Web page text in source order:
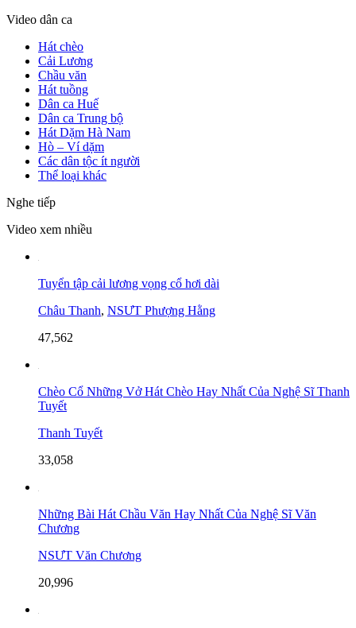
Video dân ca
Hát chèo
Cải Lương
Chầu văn
Hát tuồng
Dân ca Huế
Dân ca Trung bộ
Hát Dặm Hà Nam
Hò – Ví dặm
Các dân tộc ít người
Thể loại khác
Nghe tiếp
Video xem nhiều
Tuyển tập cải lương vọng cổ hơi dài
Châu Thanh, NSƯT Phượng Hằng
47,562
Chèo Cổ Những Vở Hát Chèo Hay Nhất Của Nghệ Sĩ Thanh
Tuyết
Thanh Tuyết
33,058
Những Bài Hát Chầu Văn Hay Nhất Của Nghệ Sĩ Văn
Chương
NSƯT Văn Chương
20,996